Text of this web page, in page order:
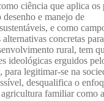
ciência que aplica os
e manejo de
e como
concretas
rural, tem
ideológicas erguidos
para legitimar-se na
desqualifica o
familiar como